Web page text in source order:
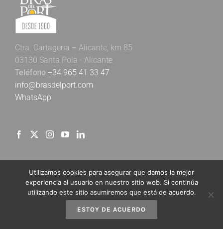
Ctra. Cartagena – Alicante, km 85
03130 Santa Pola - Alicante
Teléfono +34 965 41 33 47
info@brasdelport.com
WhatsApp
Newsletter Bras del Port
Utilizamos cookies para asegurar que damos la mejor
experiencia al usuario en nuestro sitio web. Si continúa
utilizando este sitio asumiremos que está de acuerdo.
ESTOY DE ACUERDO